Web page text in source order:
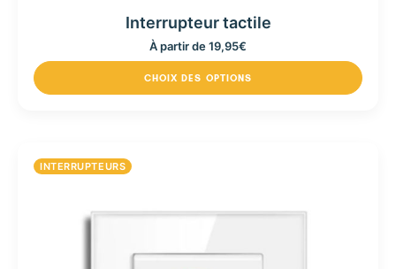
Interrupteur tactile
À partir de19,95€
CHOIX DES OPTIONS
INTERRUPTEURS